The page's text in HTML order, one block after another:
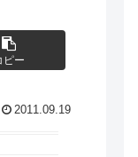
ピー
2011.09.19